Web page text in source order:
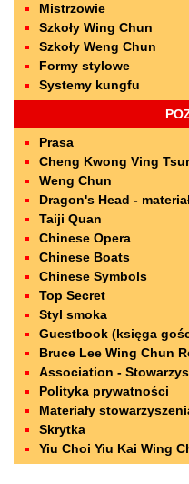
Mistrzowie
Szkoły Wing Chun
Szkoły Weng Chun
Formy stylowe
Systemy kungfu
Prasa
Cheng Kwong Ving
Weng Chun
Dragon's Head -
Taiji Quan
Chinese Opera
Chinese Boats
Chinese Symbols
Top Secret
Styl smoka
Guestbook (księga
Bruce Lee Wing Chun
Association -
Polityka prywatności
Materiały
Skrytka
Yiu Choi Yiu Kai Wing